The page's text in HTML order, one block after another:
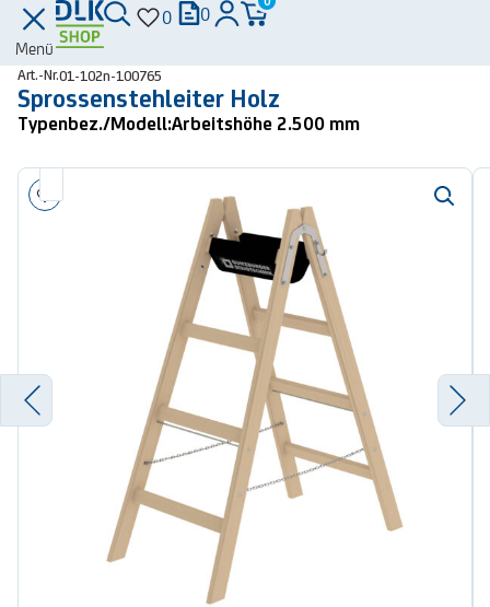
Menü
0 0
Art.-Nr.01-102n-100765
Sprossenstehleiter Holz
Typenbez./Modell:Arbeitshöhe 2.500 mm